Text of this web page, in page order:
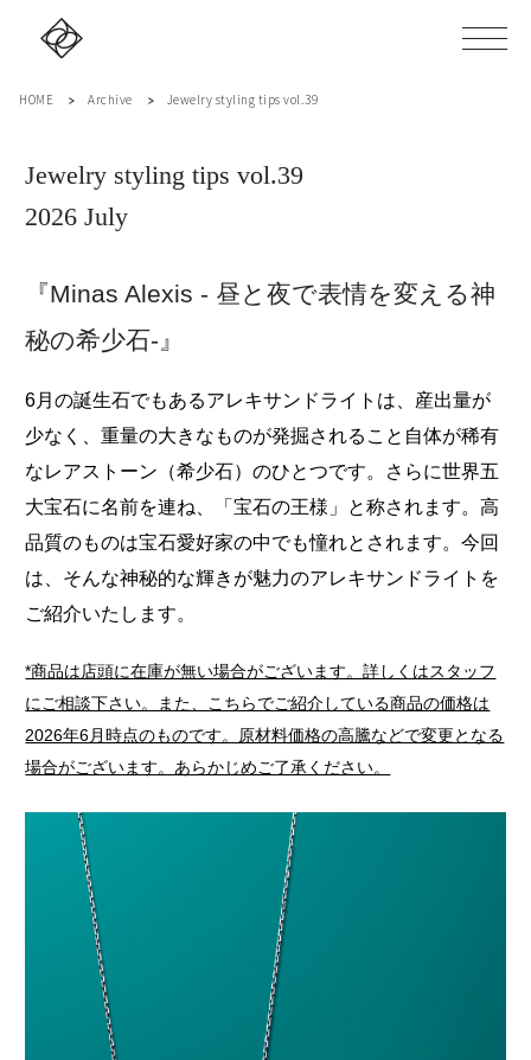
HOME Archive Jewelry styling tips vol.39
Jewelry styling tips vol.39
2026 July
『Minas Alexis - 昼と夜で表情を変える神
秘の希少石-』
6月の誕生石でもあるアレキサンドライトは、産出量が
少なく、重量の大きなものが発掘されること自体が稀有
なレアストーン（希少石）のひとつです。さらに世界五
大宝石に名前を連ね、「宝石の王様」と称されます。高
品質のものは宝石愛好家の中でも憧れとされます。今回
は、そんな神秘的な輝きが魅力のアレキサンドライトを
ご紹介いたします。
*商品は店頭に在庫が無い場合がございます。詳しくはスタッフ
にご相談下さい。また、こちらでご紹介している商品の価格は
2026年6月時点のものです。原材料価格の高騰などで変更となる
場合がございます。あらかじめご了承ください。